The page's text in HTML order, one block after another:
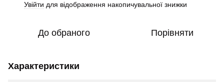
Увійти для відображення накопичувальної знижки
До обраного Порівняти
Характеристики